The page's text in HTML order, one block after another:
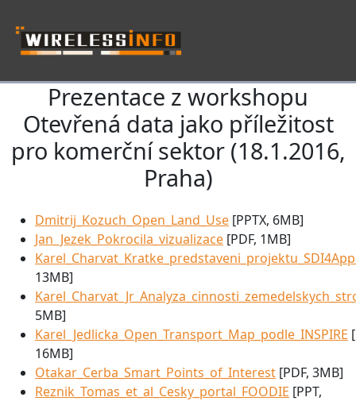
Skip navigationPrezentace z workshopu
Otevřená data jako příležitost
pro komerční sektor (18.1.2016,
Praha)
Dmitrij_Kozuch_Open_Land_Use [PPTX, 6MB]
Jan_Jezek_Pokrocila_vizualizace [PDF, 1MB]
13MB]
5MB]
Karel_Jedlicka_Open_Transport_Map_podle_INSPIRE
16MB]
Otakar_Cerba_Smart_Points_of_Interest [PDF, 3MB]
Reznik_Tomas_et_al_Cesky_portal_FOODIE [PPT,